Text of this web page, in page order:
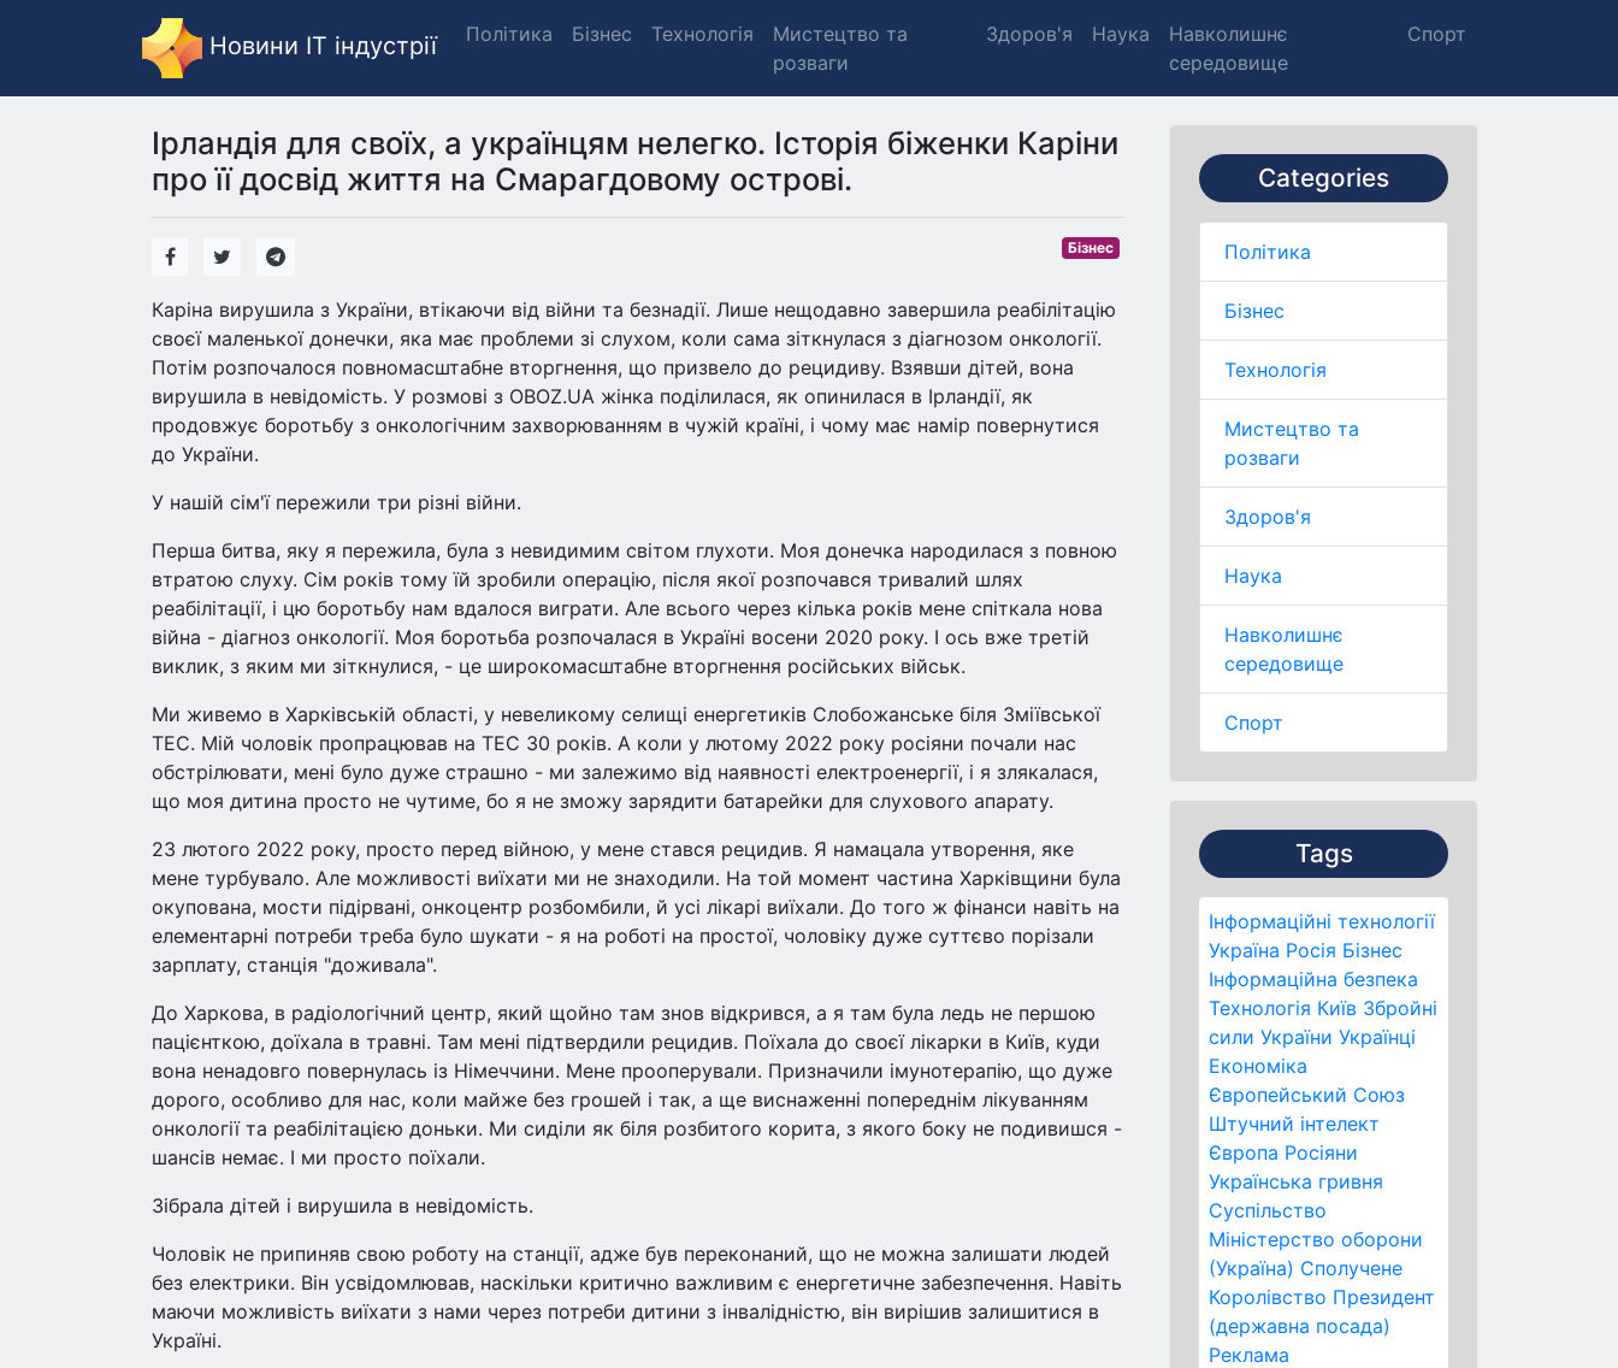
Новини IT індустрії Політика Бізнес Технологія
Мистецтво та
розваги
Здоров'я Наука
Навколишнє
середовище
Спорт
Categories
Політика
Бізнес
Технологія
Мистецтво та
розваги
Здоров'я
Наука
Навколишнє
середовище
Спорт
Tags
Інформаційні технології
Україна Росія Бізнес
Інформаційна безпека
Технологія Київ Збройні
сили України Українці
Економіка
Європейський Союз
Штучний інтелект
Європа Росіяни
Українська гривня
Суспільство
Міністерство оборони
(Україна) Сполучене
Королівство Президент
(державна посада)
Реклама
Ірландія для своїх, а українцям нелегко. Історія біженки Каріни
про її досвід життя на Смарагдовому острові.
Бізнес
Каріна вирушила з України, втікаючи від війни та безнадії. Лише нещодавно завершила реабілітацію
своєї маленької донечки, яка має проблеми зі слухом, коли сама зіткнулася з діагнозом онкології.
Потім розпочалося повномасштабне вторгнення, що призвело до рецидиву. Взявши дітей, вона
вирушила в невідомість. У розмові з OBOZ.UA жінка поділилася, як опинилася в Ірландії, як
продовжує боротьбу з онкологічним захворюванням в чужій країні, і чому має намір повернутися
до України.
У нашій сім'ї пережили три різні війни.
Перша битва, яку я пережила, була з невидимим світом глухоти. Моя донечка народилася з повною
втратою слуху. Сім років тому їй зробили операцію, після якої розпочався тривалий шлях
реабілітації, і цю боротьбу нам вдалося виграти. Але всього через кілька років мене спіткала нова
війна - діагноз онкології. Моя боротьба розпочалася в Україні восени 2020 року. І ось вже третій
виклик, з яким ми зіткнулися, - це широкомасштабне вторгнення російських військ.
Ми живемо в Харківській області, у невеликому селищі енергетиків Слобожанське біля Зміївської
ТЕС. Мій чоловік пропрацював на ТЕС 30 років. А коли у лютому 2022 року росіяни почали нас
обстрілювати, мені було дуже страшно - ми залежимо від наявності електроенергії, і я злякалася,
що моя дитина просто не чутиме, бо я не зможу зарядити батарейки для слухового апарату.
23 лютого 2022 року, просто перед війною, у мене стався рецидив. Я намацала утворення, яке
мене турбувало. Але можливості виїхати ми не знаходили. На той момент частина Харківщини була
окупована, мости підірвані, онкоцентр розбомбили, й усі лікарі виїхали. До того ж фінанси навіть на
елементарні потреби треба було шукати - я на роботі на простої, чоловіку дуже суттєво порізали
зарплату, станція "доживала".
До Харкова, в радіологічний центр, який щойно там знов відкрився, а я там була ледь не першою
пацієнткою, доїхала в травні. Там мені підтвердили рецидив. Поїхала до своєї лікарки в Київ, куди
вона ненадовго повернулась із Німеччини. Мене прооперували. Призначили імунотерапію, що дуже
дорого, особливо для нас, коли майже без грошей і так, а ще виснаженні попереднім лікуванням
онкології та реабілітацією доньки. Ми сиділи як біля розбитого корита, з якого боку не подивишся -
шансів немає. І ми просто поїхали.
Зібрала дітей і вирушила в невідомість.
Чоловік не припиняв свою роботу на станції, адже був переконаний, що не можна залишати людей
без електрики. Він усвідомлював, наскільки критично важливим є енергетичне забезпечення. Навіть
маючи можливість виїхати з нами через потреби дитини з інвалідністю, він вирішив залишитися в
Україні.